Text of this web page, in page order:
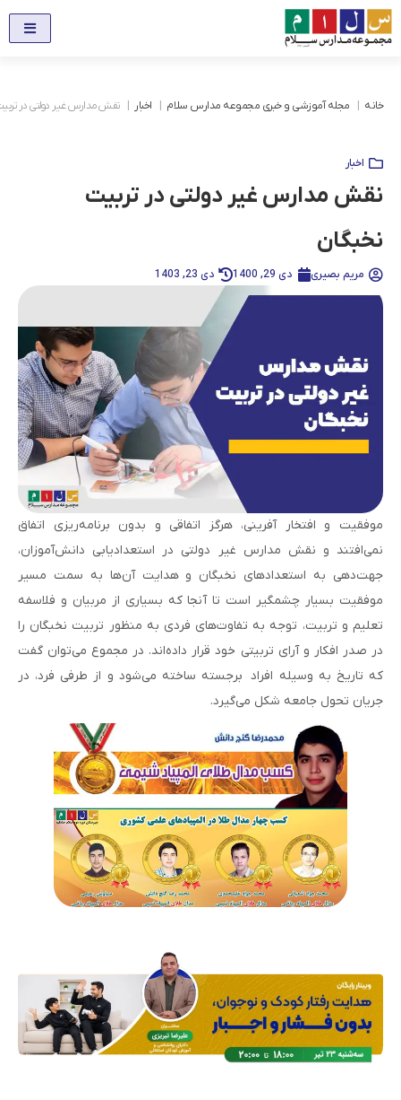
خانه مجله آموزشی و خبری مجموعه مدارس سلام اخبار نقش مدارس غیر دولتی در
اخبار
نقش مدارس غیر دولتی در تربیت
نخبگان
مریم بصیری دی 29, 1400 دی 23, 1403
موفقیت و افتخار آفرینی، هرگز اتفاقی و بدون برنامه‌ریزی اتفاق
نمی‌افتند و نقش مدارس غیر دولتی در استعدادیابی دانش‌آموزان،
جهت‌دهی به استعدادهای نخبگان و هدایت آن‌ها به سمت مسیر
موفقیت بسیار چشمگیر است تا آنجا که بسیاری از مربیان و فلاسفه
تعلیم و تربیت، توجه به تفاوت‌های فردی به منظور تربیت نخبگان را
در صدر افکار و آرای تربیتی خود قرار داده‌اند. در مجموع می‌توان گفت
که تاریخ به وسیله افراد برجسته ساخته می‌شود و از طرفی فرد، در
جریان تحول جامعه شکل می‌گیرد.